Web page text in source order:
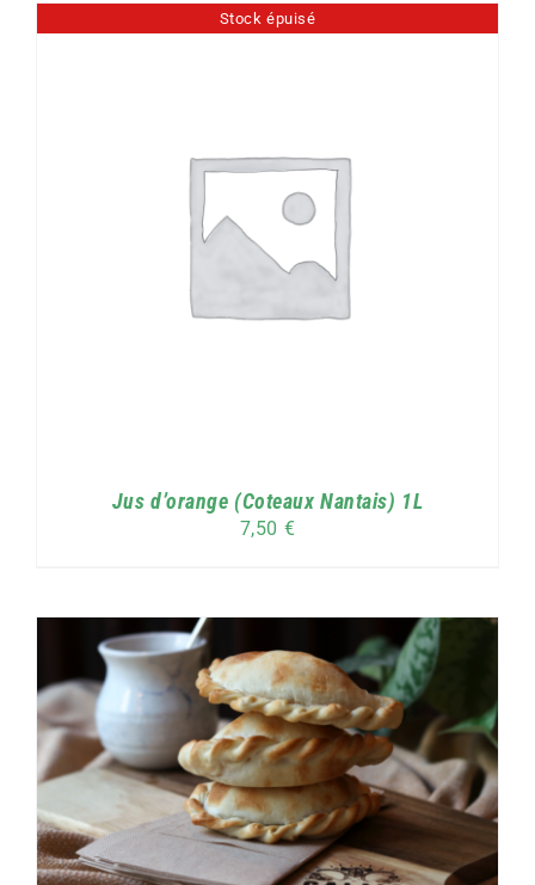
Stock épuisé
Jus d’orange (Coteaux Nantais) 1L
7,50 €